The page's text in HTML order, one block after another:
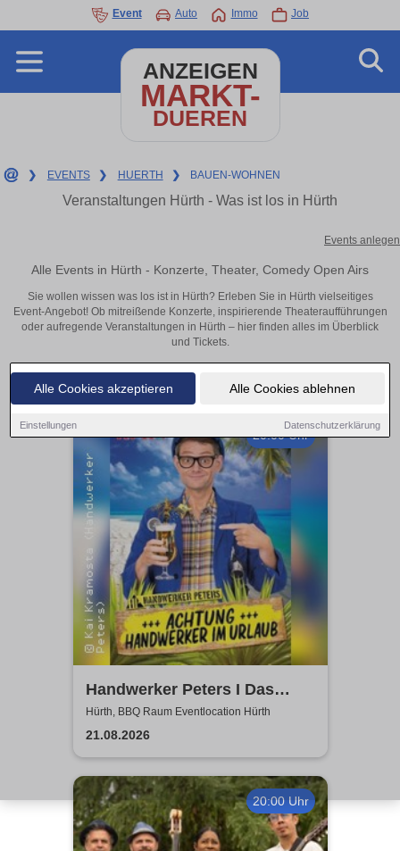
Alle Cookies akzeptieren Alle Cookies ablehnen
Einstellungen Datenschutzerklärung
Event Auto Immo Job
ANZEIGEN
MARKT-
DUEREN
❯ EVENTS ❯ HUERTH ❯ BAUEN-WOHNEN
Veranstaltungen Hürth - Was ist los in Hürth
Events anlegen
Alle Events in Hürth - Konzerte, Theater, Comedy Open Airs
Sie wollen wissen was los ist in Hürth? Erleben Sie in Hürth vielseitiges
Event-Angebot! Ob mitreißende Konzerte, inspirierende Theateraufführungen
oder aufregende Veranstaltungen in Hürth – hier finden alles im Überblick
und Tickets.
20:00 Uhr
Handwerker Peters I Das
Sommer Event | Achtung -
Handwerker im UrlaubOpen
Air
Hürth, BBQ Raum Eventlocation Hürth
21.08.2026
20:00 Uhr